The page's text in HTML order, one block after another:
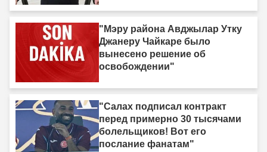
"Мэру района Авджылар Утку
Джанеру Чайкаре было
вынесено решение об
освобождении"
"Салах подписал контракт
перед примерно 30 тысячами
болельщиков! Вот его
послание фанатам"